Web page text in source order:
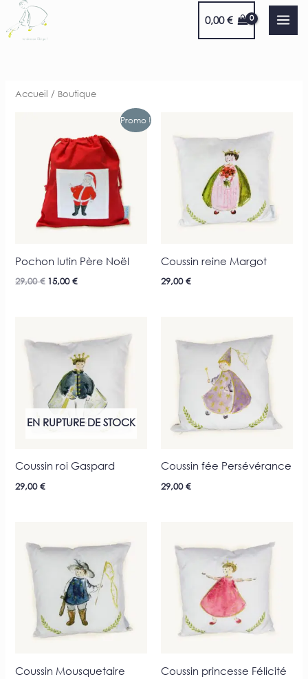
Aller
au
0,00€
Accueil / Boutique
Promo !
Pochon lutin Père Noël
29,00€
initial
était :
29,00 €.
15,00€
actuel
est :
15,00 €.
Coussin reine Margot
29,00€
EN RUPTURE DE STOCK
Coussin roi Gaspard
29,00€
Coussin fée Persévérance
29,00€
Coussin Mousquetaire Coussin princesse Félicité